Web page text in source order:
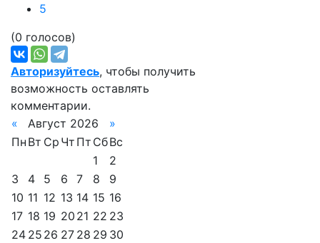
5
(0 голосов)
Авторизуйтесь, чтобы получить
возможность оставлять
комментарии.
«
Август 2026
»
Пн Вт Ср Чт Пт СбВс
1
2
3
4 5 6 7 8
9
10 11 12 13 14 15 16
17 18 19 20 21 22 23
24 25 26 27 28 29 30